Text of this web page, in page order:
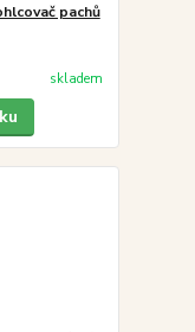
pachů
skladem